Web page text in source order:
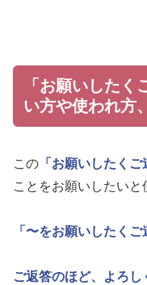
「お願いした
い方や使われ方
この 「お願いしたくご
ことをお願いしたいと
「〜をお願いしたくご
ご返答のほど、よろし